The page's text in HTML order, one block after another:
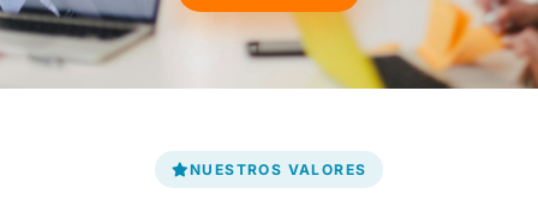
NUESTROS VALORES